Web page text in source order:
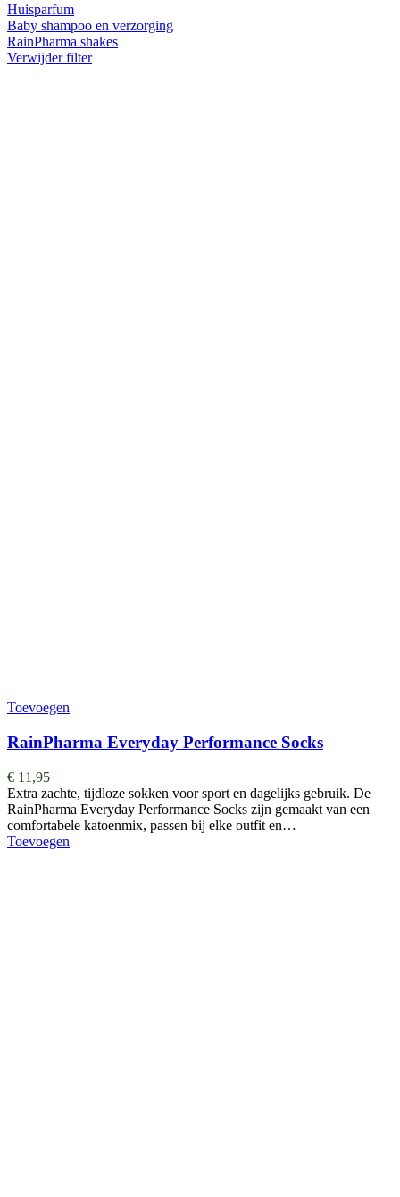
Huisparfum
Baby shampoo en verzorging
RainPharma shakes
Verwijder filter
Toevoegen
RainPharma Everyday Performance Socks
€ 11,95
Extra zachte, tijdloze sokken voor sport en dagelijks gebruik. De
RainPharma Everyday Performance Socks zijn gemaakt van een
comfortabele katoenmix, passen bij elke outfit en…
Toevoegen